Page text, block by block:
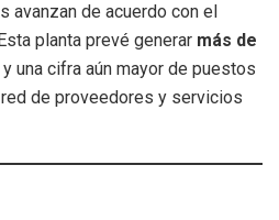
avanzan de acuerdo con el
planta prevé generar más de
y una cifra aún mayor de puestos
de proveedores y servicios